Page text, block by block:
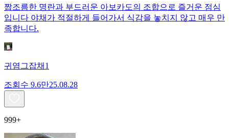
짭조름한 명란과 부드러운 아보카도의 조합으로 즐거운 점심
입니다 야채가 적절하게 들어가서 식감을 놓치지 않고 매우 만
족합니다.
귀염그잡채1
조회수 9.6만25.08.28
999+